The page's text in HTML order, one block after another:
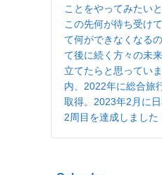
ことをやってみたい
この先何が待ち受け
て何ができなくなる
て後に続く方々の未
立てたらと思ってい
内、2022年に総合旅
取得。2023年2月に
2周目を達成しました